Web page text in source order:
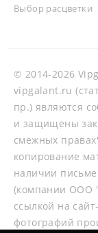
Выбор расцветки
© 2014-2026
vipgalant.ru
пр.) являются
и защищены
смежных
копирование
наличии
(компании ООО
ссылкой на
фотографий